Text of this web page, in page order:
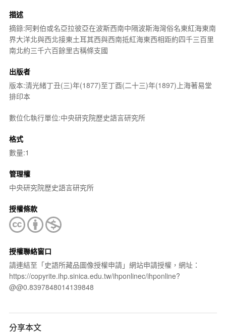
描述
摘錄:阿剌伯或名亞拉彼亞在波斯西南中隔波斯海灣俗名東紅海東南
界大洋北與西北接東土耳其西與西南抵紅海東西相距約四千三百里
南北約三千六百餘里古稱條支國
出版者
版本:清光緒丁丑(三)年(1877)至丁酉(二十三)年(1897)上海著易堂
排印本
數位化執行單位:中央研究院歷史語言研究所
格式
數量:1
管理權
中央研究院歷史語言研究所
授權條款
授權聯絡窗口
請連結至「史語所藏品圖像授權申請」網站申請授權，網址：
https://copyrite.ihp.sinica.edu.tw/ihponlinec/ihponline?
@@0.8397848014139848
分享本文